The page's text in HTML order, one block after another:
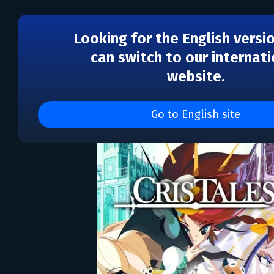
Looking for the English
can switch to our
website.
Go to English site
Cris Tales